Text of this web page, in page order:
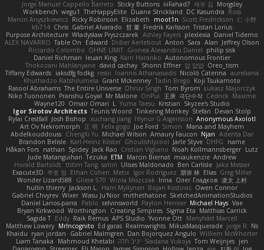
Jorge Manuel Cappello Barreto Sticky Buttons iiiFahad7 재우 김 Morgsley
Workbench wegu1 TheHappyElite Duane Strickland DC Kasundra Ross
Marcin Anyszkiewicz Ricky Robinson Elizabeth moot1n Scott Fredrickson 仁 小野
kb714 Chris Gabriel Alvarado 哲 董 Fredrik Karlsson Tristan Lorius
Purpose Architecture Władysław Pryszczarek Ashley Fayers plexlexia Daniel Tidemo
ALEX NAVARRO Table On Edward Didier Aerlebout Anton Sara Alan Jeffrey Olson
Riccardo Colombo OHNE LIMIT Gionea Alexandru Daniel philip sisk
Daniel Richman Ieuan King Karri Haranko Autonomous Frontier
Thokozani Mahlanyane david cachay Shonn Effner 얍 얍얍 Oreo_tism
Tiffany Edwards iaksdfg fodkg ressii Ioannis Athanasiadis Nicolò Caterina aureliana
Khuthadzo Ratshilumela Grant Mckenney Tadin Brego Koji Tsukamoto
Rasool Abrahams The Entire Universe Dhruv Singh Tom Byrom Łukasz Majorczyk
Niko Tuononen Pranshu Goyal Mr Malone OnPui 王庚 극단수작 Cédrick Maxime
Wayne120 Omair Omari L Yuma Taesu Kristian Skyzee's Studio
Igor Sirotov Architects Teunis Woord Tinkering Monkey Stefan Devan Stolp
Rylai Crestfall Josh Bishop xuchang jiang Hlynur G Asgeirsson Anonymous Axolotl
Art Ov Nekromorph
正 明 Felix gogo Joe Ford Simon
Mana and Mayhem
Abdelkouddouss ChengXi Yu Michael Wilson Amaury Faucon Njan Adenta Dar
Brandon Belisle Karl-Heinz Köster Ghoulishlycool Jarle Styve DHFG
name
Håkan Fors nathan Spidey Jack Rao Cristian Vigliano Noah Kollmannsberger Lutz
Jude Matanguihan Tezuka ETM Marcin Biernat miaukenzie Andrew
Horald Bartoldt ttitim Tang sahin Ulises Maldonado Ben Carlisle Jake Messer
Exacute3D 주호 정 Ethan Cohen Metix Igor Rodriguez 朋弥 林 Elias Greg Miller
Wonder Lizard588
Gliese 570 Wiola Miszczak Irina Олег Гладков 凌太 上村
hullin thierry Jackson L. Harri Myllynen Bojan Kostovic Owen Connor
Gabriel Chvyrev Wixer Wasu Ju'Nior mrthethatone SketchedAnimationStudios
Daniel Larios-parra
Pablo selvinsworld Payton Heniser Michael Hays Vae
Bryan Kirkwood Worthington Creating Simpires Sigma Eta Matthias Carrick
Sagida T Eddy Raik Remus APS Studio Yvonne Ott Menyhárt Marcell
Matthew Lowery MrIncognito Ed garas Realmwrights MikusMasquerade jorge R
Ns
Khaidu ryan jordan Gabriel Malmgren Dan Bojorquez Angulo Williem McWhorter
Liam Tanaka
Mahmoud Khetabi יניב חלה Sladana Vukoja Tom Weijnjes jen